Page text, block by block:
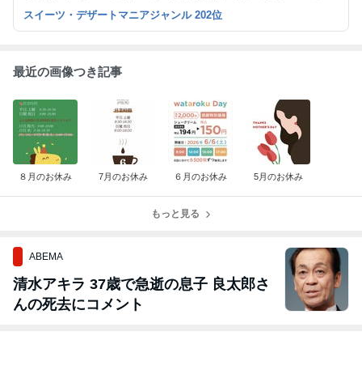
コンセプトに、一つひとつ心を込めてお菓子を作っています。 ど
うぞ私たちのお菓子とお話をお召し上がりください。
スイーツ・デザートマニアジャンル 202位
最近の画像つき記事
８月のお休み 7月のお休み ６月のお休み 5月のお休み
もっと見る
ABEMA
清水アキラ 37歳で急逝の息子 良太郎さ
んの死去にコメント